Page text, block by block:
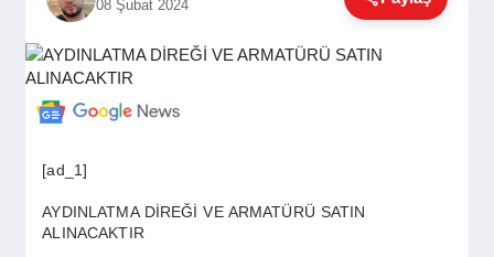
SIYASET
EKONOMI
08 Şubat 2024
[ad_1]
AYDINLATMA DİREĞİ VE ARMATÜRÜ SATIN
ALINACAKTIR